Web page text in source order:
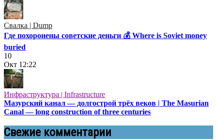
Свалка | Dump
Где похоронены советские деньги 💰 Where is Soviet money
buried
10
Окт 12:22
Инфраструктура | Infrastructure
Мазурский канал — долгострой трёх веков | The Masurian
Canal — long construction of three centuries
Свежие комментарии